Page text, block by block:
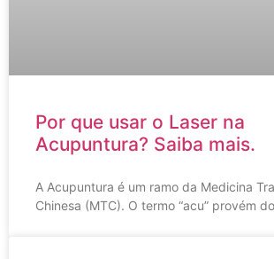
Por que usar o Laser na
Acupuntura? Saiba mais.
A Acupuntura é um ramo da Medicina
Chinesa (MTC). O termo “acu” provém do